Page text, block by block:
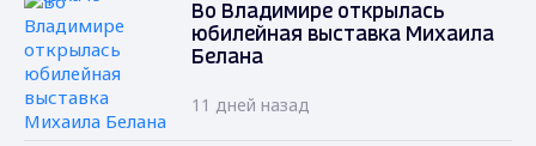
Во Владимире открылась
юбилейная выставка Михаила
Белана
11 дней назад